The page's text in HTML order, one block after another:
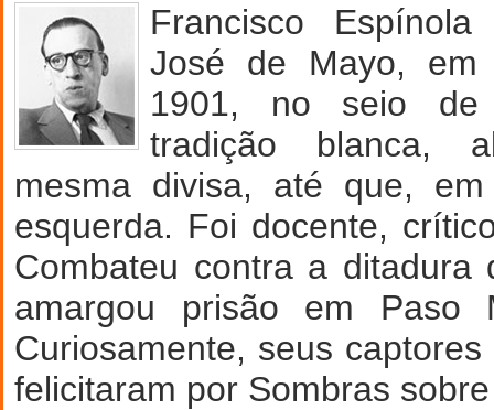
Francisco
José de Mayo,
1901, no seio
tradição blanca,
mesma divisa, até que,
esquerda. Foi docente,
Combateu contra a ditadura
amargou prisão em Paso
Curiosamente, seus
felicitaram por Sombras